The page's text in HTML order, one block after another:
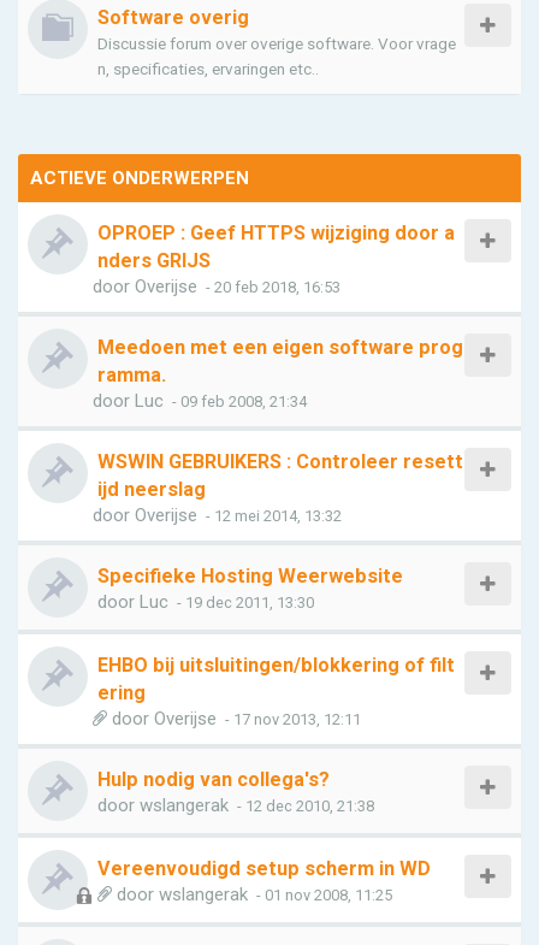
Software overig
Discussie forum over overige software. Voor vrage
n, specificaties, ervaringen etc..
ACTIEVE ONDERWERPEN
OPROEP : Geef HTTPS wijziging door a
nders GRIJS
door Overijse - 20 feb 2018, 16:53
Meedoen met een eigen software prog
ramma.
door Luc - 09 feb 2008, 21:34
WSWIN GEBRUIKERS : Controleer resett
ijd neerslag
door Overijse - 12 mei 2014, 13:32
Specifieke Hosting Weerwebsite
door Luc - 19 dec 2011, 13:30
EHBO bij uitsluitingen/blokkering of filt
ering
door Overijse - 17 nov 2013, 12:11
Hulp nodig van collega's?
door wslangerak - 12 dec 2010, 21:38
Vereenvoudigd setup scherm in WD
door wslangerak - 01 nov 2008, 11:25